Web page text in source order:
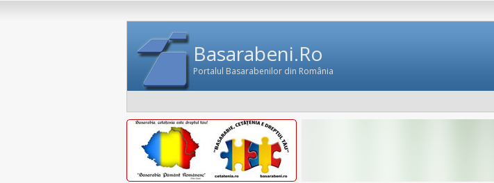
Basarabeni.Ro
Portalul Basarabenilor din România